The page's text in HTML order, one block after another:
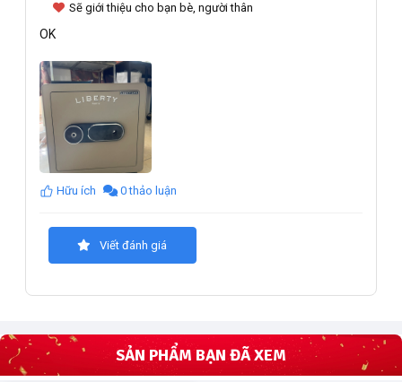
Sẽ giới thiệu cho bạn bè, người thân
OK
Hữu ích 0 thảo luận
Viết đánh giá
SẢN PHẨM BẠN ĐÃ XEM